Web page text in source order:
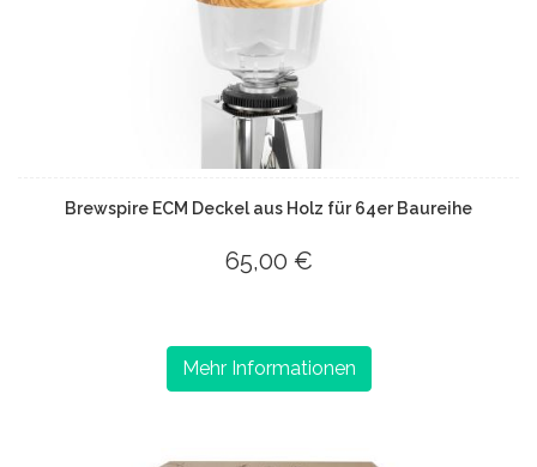
Brewspire ECM Deckel aus Holz für 64er Baureihe
65,00 €
Mehr Informationen